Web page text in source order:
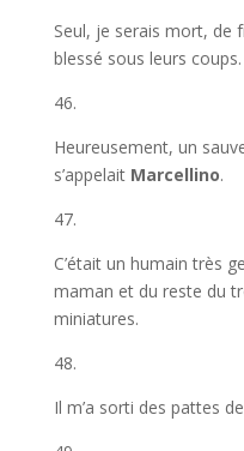
Seul, je serais mort, de
blessé sous leurs coups.
46.
Heureusement, un
s’appelait Marcellino.
47.
C’était un humain très
maman et du reste du
miniatures.
48.
Il m’a sorti des pattes